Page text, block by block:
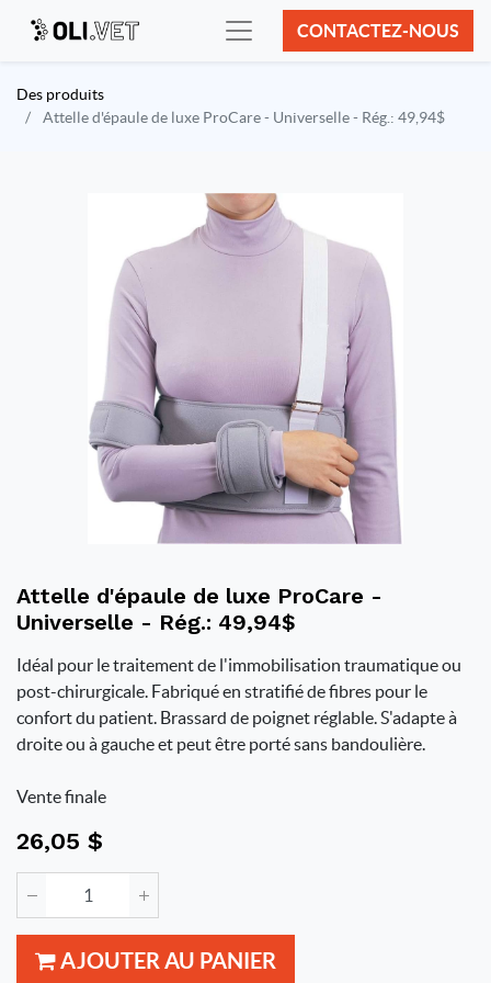
CONTACTEZ-NOUS
Des produits
Attelle d'épaule de luxe ProCare - Universelle - Rég.: 49,94$
Attelle d'épaule de luxe ProCare -
Universelle - Rég.: 49,94$
Idéal pour le traitement de l'immobilisation traumatique ou
post-chirurgicale. Fabriqué en stratifié de fibres pour le
confort du patient. Brassard de poignet réglable. S'adapte à
droite ou à gauche et peut être porté sans bandoulière.
Vente finale
26,05 $
AJOUTER AU PANIER